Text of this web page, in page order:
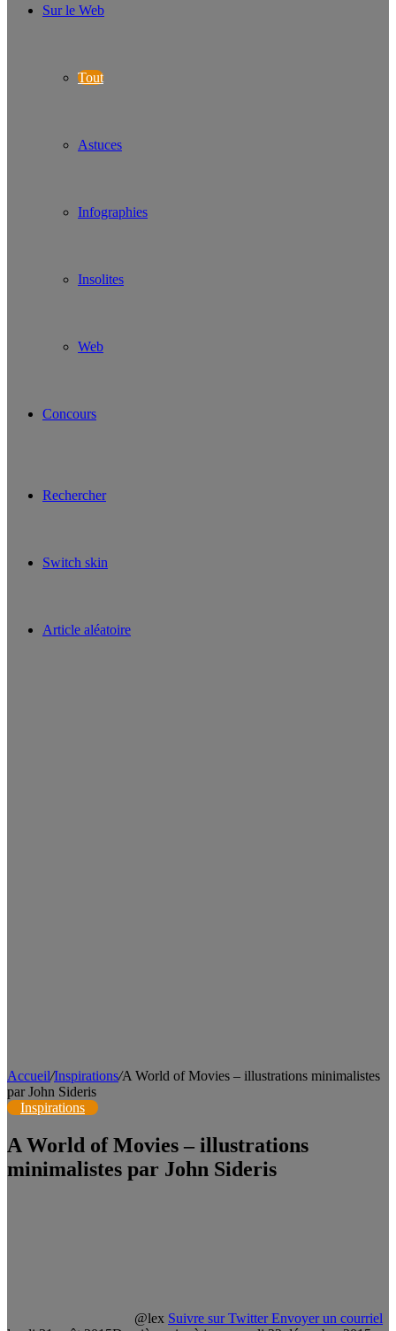
Sur le Web
Tout
Astuces
Infographies
Insolites
Web
Concours
Rechercher
Switch skin
Article aléatoire
Accueil/Inspirations/A World of Movies – illustrations minimalistes
par John Sideris
Inspirations
A World of Movies – illustrations
minimalistes par John Sideris
@lex Suivre sur Twitter Envoyer un courriel